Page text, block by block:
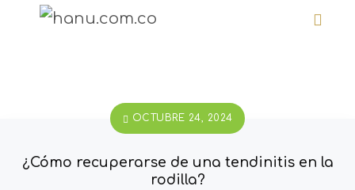
OCTUBRE 24, 2024
¿Cómo recuperarse de una tendinitis en la
rodilla?